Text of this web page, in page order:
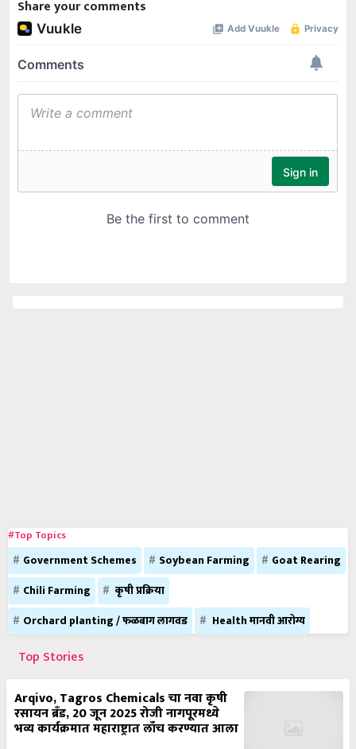
Share your comments
#Top Topics
Government Schemes Soybean Farming
Goat Rearing
Chili Farming
कृषी प्रक्रिया
Orchard planting / फळबाग लागवड
Health मानवी आरोग्य
Top Stories
Arqivo, Tagros Chemicals चा नवा कृषी
रसायन ब्रँड, 20 जून 2025 रोजी नागपूरमध्ये
भव्य कार्यक्रमात महाराष्ट्रात लाँच करण्यात आला